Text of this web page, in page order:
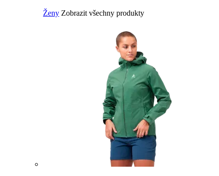
Ženy Zobrazit všechny produkty